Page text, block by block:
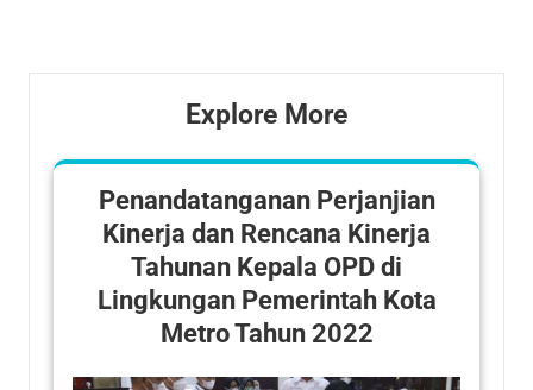
Explore More
Penandatanganan Perjanjian
Kinerja dan Rencana Kinerja
Tahunan Kepala OPD di
Lingkungan Pemerintah Kota
Metro Tahun 2022